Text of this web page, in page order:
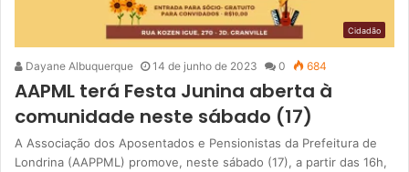
Cidadão
Dayane Albuquerque 14 de junho de 2023 0 684
AAPML terá Festa Junina aberta à
comunidade neste sábado (17)
A Associação dos Aposentados e Pensionistas da Prefeitura de
Londrina (AAPPML) promove, neste sábado (17), a partir das 16h,